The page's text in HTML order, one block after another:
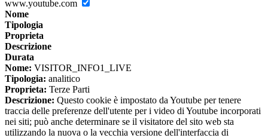
www.youtube.com
Nome
Tipologia
Proprieta
Descrizione
Durata
Nome: VISITOR_INFO1_LIVE
Tipologia: analitico
Proprieta: Terze Parti
Descrizione: Questo cookie è impostato da Youtube per tenere
traccia delle preferenze dell'utente per i video di Youtube incorporati
nei siti; può anche determinare se il visitatore del sito web sta
utilizzando la nuova o la vecchia versione dell'interfaccia di